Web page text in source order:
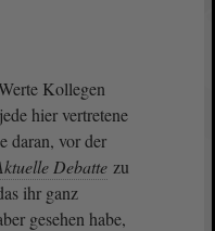
Kollegen
hier vertretene
daran, vor der
Debatte zu
ihr ganz
gesehen habe,